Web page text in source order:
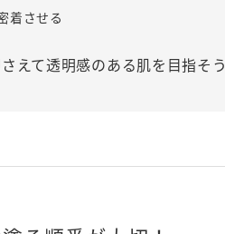
着させる
えて透明感のある肌を目指そう